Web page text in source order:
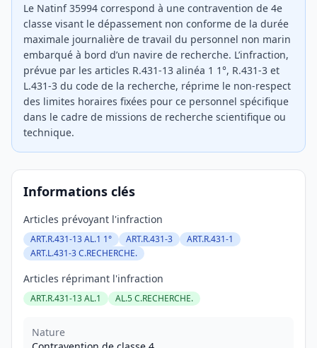
Le Natinf 35994 correspond à une contravention de 4e
classe visant le dépassement non conforme de la durée
maximale journalière de travail du personnel non marin
embarqué à bord d’un navire de recherche. L’infraction,
prévue par les articles R.431-13 alinéa 1 1°, R.431-3 et
L.431-3 du code de la recherche, réprime le non-respect
des limites horaires fixées pour ce personnel spécifique
dans le cadre de missions de recherche scientifique ou
technique.
Informations clés
Articles prévoyant l'infraction
ART.R.431-13 AL.1 1° ART.R.431-3
ART.R.431-1
ART.L.431-3 C.RECHERCHE.
Articles réprimant l'infraction
ART.R.431-13 AL.1 AL.5 C.RECHERCHE.
Nature